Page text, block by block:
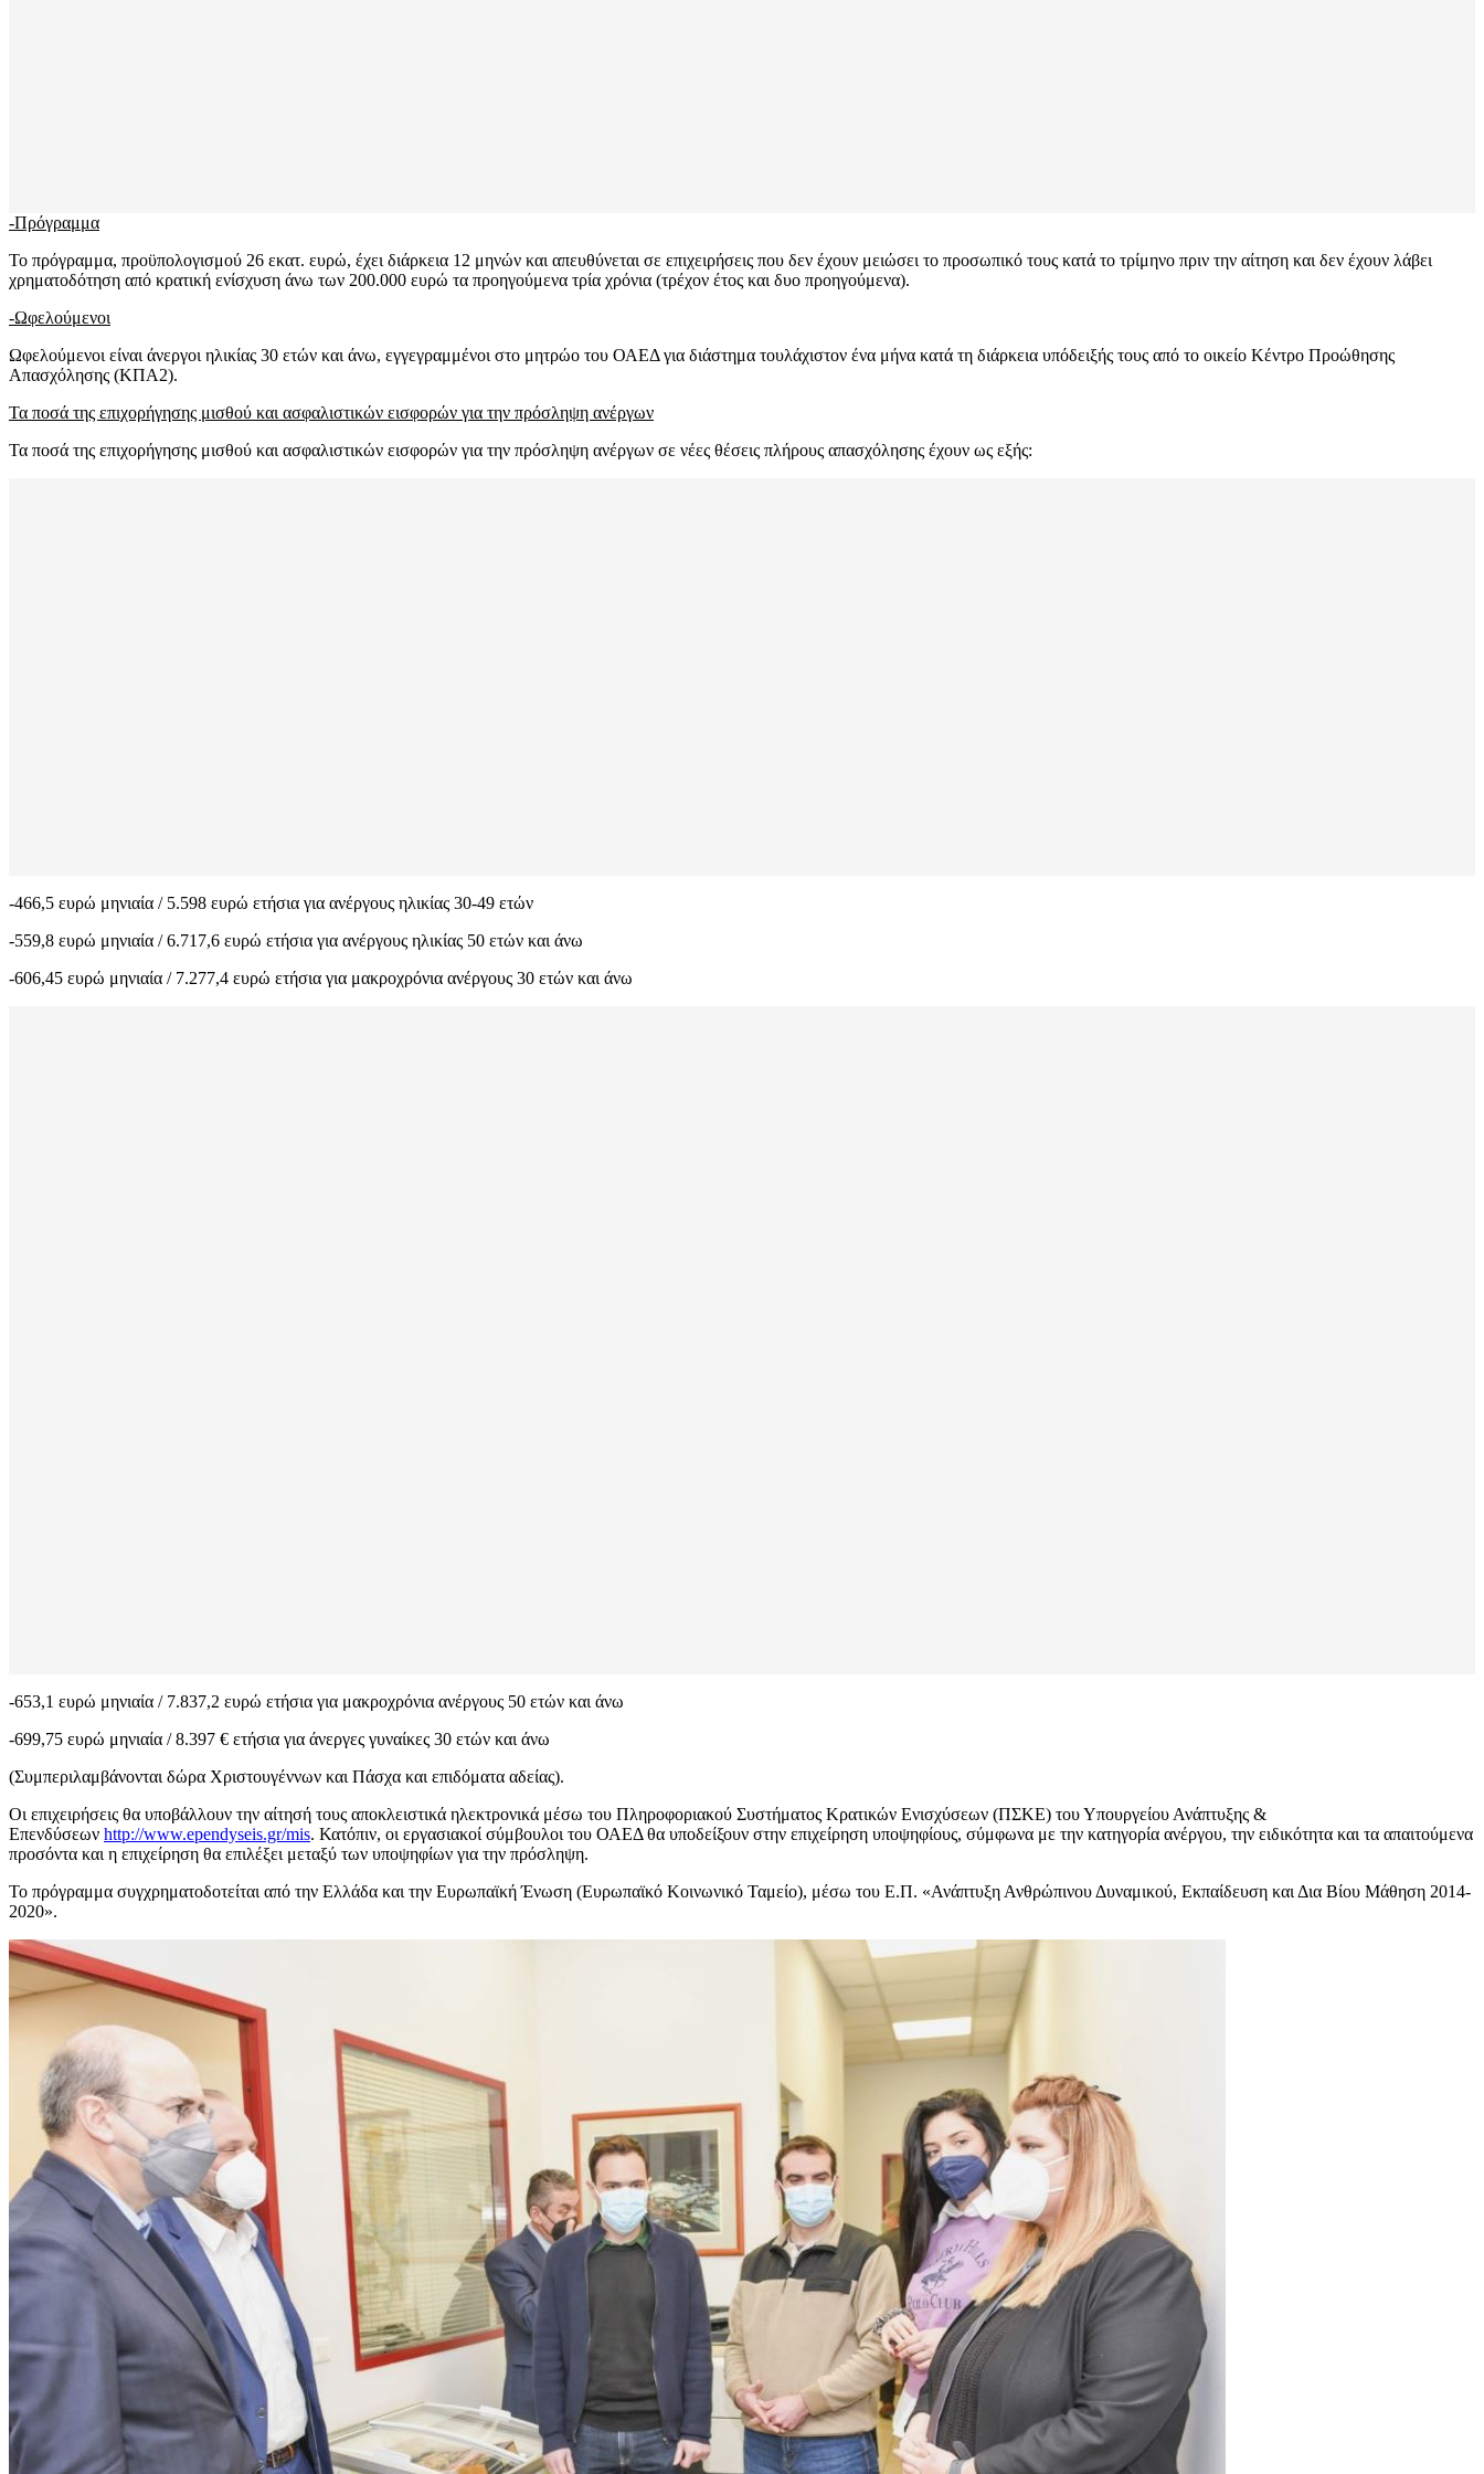
-Πρόγραμμα
Το πρόγραμμα, προϋπολογισμού 26 εκατ. ευρώ, έχει διάρκεια 12 μηνών και απευθύνεται σε επιχειρήσεις που δεν έχουν μειώσει το προσωπικό τους κατά το τρίμηνο πριν την αίτηση και δεν έχουν λάβει
χρηματοδότηση από κρατική ενίσχυση άνω των 200.000 ευρώ τα προηγούμενα τρία χρόνια (τρέχον έτος και δυο προηγούμενα).
-Ωφελούμενοι
Ωφελούμενοι είναι άνεργοι ηλικίας 30 ετών και άνω, εγγεγραμμένοι στο μητρώο του ΟΑΕΔ για διάστημα τουλάχιστον ένα μήνα κατά τη διάρκεια υπόδειξής τους από το οικείο Κέντρο Προώθησης
Απασχόλησης (ΚΠΑ2).
Τα ποσά της επιχορήγησης μισθού και ασφαλιστικών εισφορών για την πρόσληψη ανέργων
Τα ποσά της επιχορήγησης μισθού και ασφαλιστικών εισφορών για την πρόσληψη ανέργων σε νέες θέσεις πλήρους απασχόλησης έχουν ως εξής:
-466,5 ευρώ μηνιαία / 5.598 ευρώ ετήσια για ανέργους ηλικίας 30-49 ετών
-559,8 ευρώ μηνιαία / 6.717,6 ευρώ ετήσια για ανέργους ηλικίας 50 ετών και άνω
-606,45 ευρώ μηνιαία / 7.277,4 ευρώ ετήσια για μακροχρόνια ανέργους 30 ετών και άνω
-653,1 ευρώ μηνιαία / 7.837,2 ευρώ ετήσια για μακροχρόνια ανέργους 50 ετών και άνω
-699,75 ευρώ μηνιαία / 8.397 € ετήσια για άνεργες γυναίκες 30 ετών και άνω
(Συμπεριλαμβάνονται δώρα Χριστουγέννων και Πάσχα και επιδόματα αδείας).
Οι επιχειρήσεις θα υποβάλλουν την αίτησή τους αποκλειστικά ηλεκτρονικά μέσω του Πληροφοριακού Συστήματος Κρατικών Ενισχύσεων (ΠΣΚΕ) του Υπουργείου Ανάπτυξης &
Επενδύσεων http://www.ependyseis.gr/mis. Κατόπιν, οι εργασιακοί σύμβουλοι του ΟΑΕΔ θα υποδείξουν στην επιχείρηση υποψηφίους, σύμφωνα με την κατηγορία ανέργου, την ειδικότητα και τα απαιτούμενα
προσόντα και η επιχείρηση θα επιλέξει μεταξύ των υποψηφίων για την πρόσληψη.
Το πρόγραμμα συγχρηματοδοτείται από την Ελλάδα και την Ευρωπαϊκή Ένωση (Ευρωπαϊκό Κοινωνικό Ταμείο), μέσω του Ε.Π. «Ανάπτυξη Ανθρώπινου Δυναμικού, Εκπαίδευση και Δια Βίου Μάθηση 2014-
2020».